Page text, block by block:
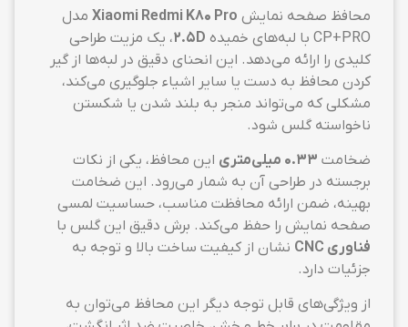
محافظ صفحه نمایش Xiaomi Redmi K80 Pro مدل
CP+PRO با لبه‌های خمیده
2.5D، یک مزیت طراحی
کلیدی را ارائه می‌دهد. این انحنای دقیق در لبه‌ها از گیر
کردن محافظ به دست یا سایر اشیاء جلوگیری می‌کند،
مشکلی که می‌تواند منجر به بلند شدن یا شکستن
ناخواسته گلس شود.
ضخامت 0.33 میلی‌متری
این محافظ، یکی از نکات
برجسته در طراحی آن به شمار می‌رود. این ضخامت
بهینه، ضمن ارائه محافظت مناسب، حساسیت لمسی
صفحه نمایش را حفظ می‌کند. برش دقیق این گلس با
فناوری CNC
نشان از کیفیت ساخت بالا و توجه به
جزئیات دارد.
از ویژگی‌های قابل توجه دیگر این محافظ می‌توان به